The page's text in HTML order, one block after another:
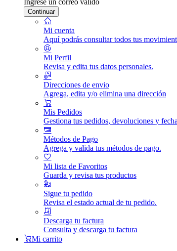
Continuar
Mi cuenta
Aquí podrás consultar todos tus
Mi Perfil
Revisa y edita tus datos personales.
Direcciones de envio
Agrega, edita y/o elimina una dirección
Mis Pedidos
Gestiona tus pedidos, devoluciones y
Métodos de Pago
Agrega y valida tus métodos de pago.
Mi lista de Favoritos
Guarda y revisa tus productos
Sigue tu pedido
Revisa el estado actual de tu pedido.
Descarga tu factura
Consulta y descarga tu factura
Mi carrito